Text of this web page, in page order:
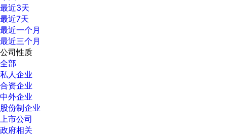
最近3天
最近7天
最近一个月
最近三个月
公司性质
全部
私人企业
合资企业
中外企业
股份制企业
上市公司
政府相关